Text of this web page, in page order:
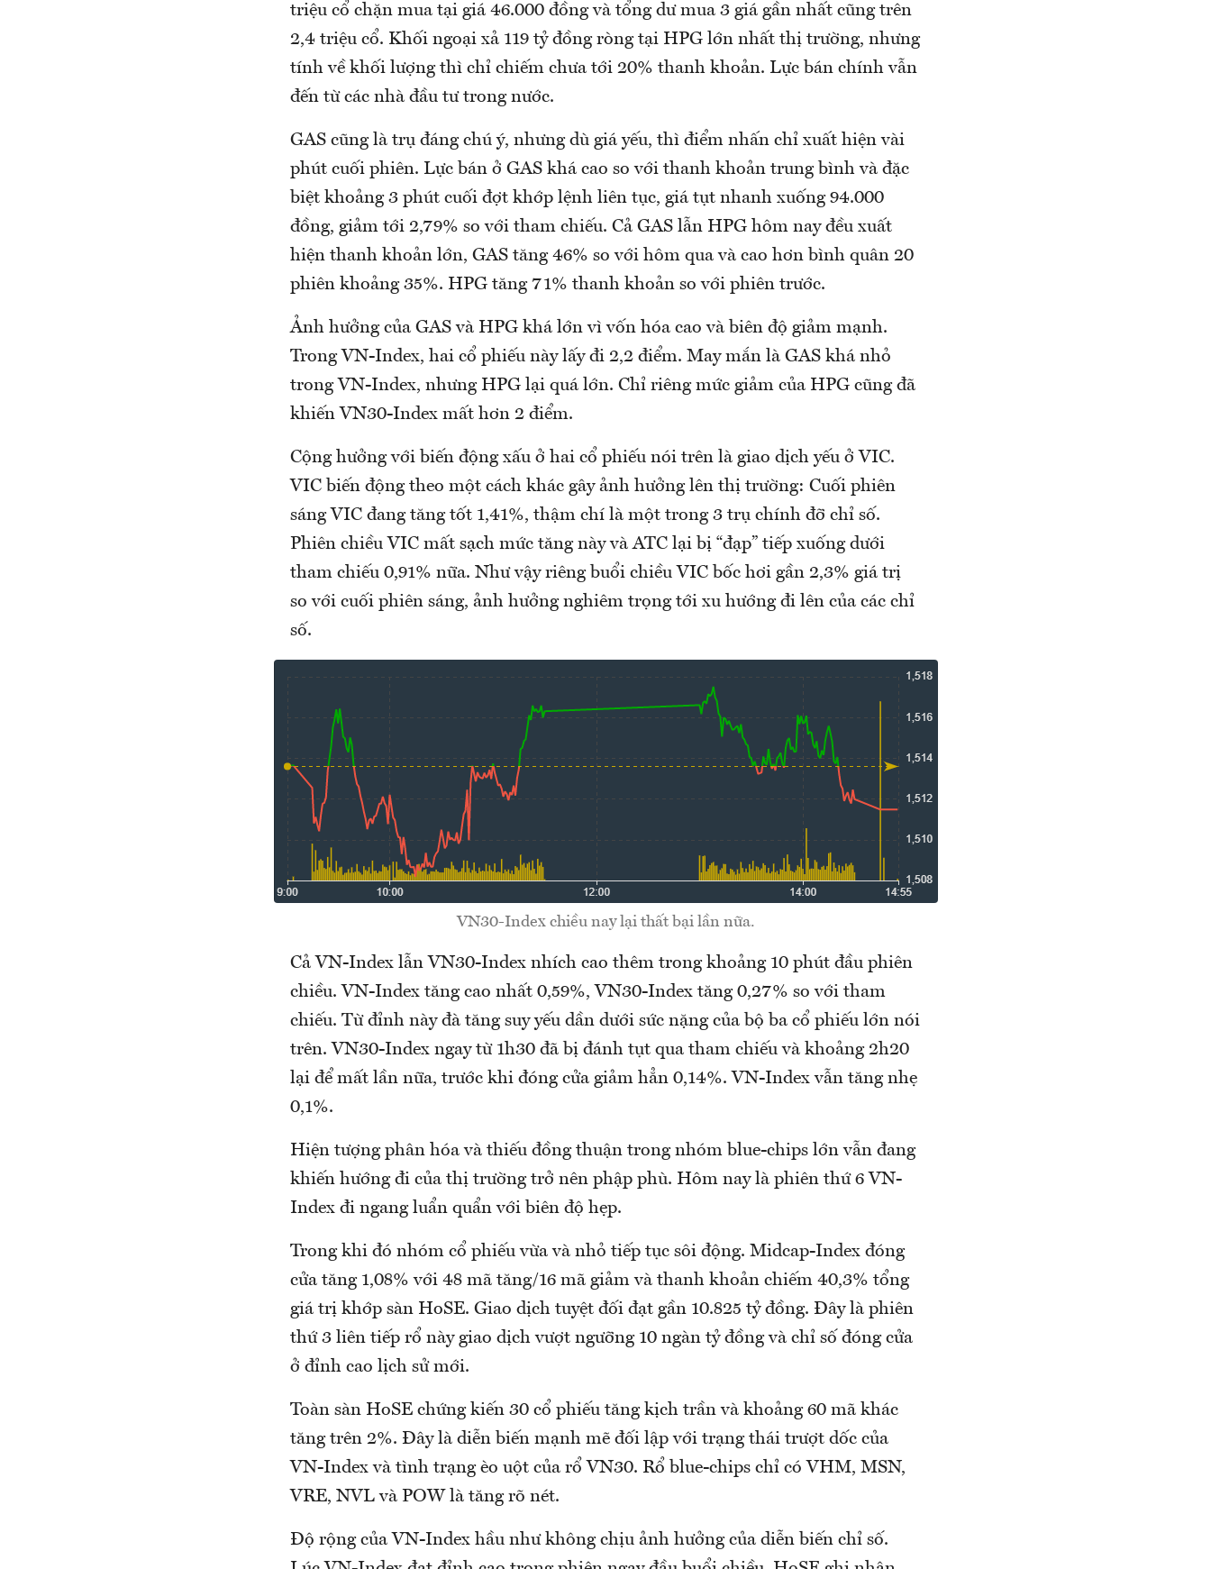
triệu cổ chặn mua tại giá 46.000 đồng và tổng dư mua 3 giá gần nhất cũng trên
2,4 triệu cổ. Khối ngoại xả 119 tỷ đồng ròng tại HPG lớn nhất thị trường, nhưng
tính về khối lượng thì chỉ chiếm chưa tới 20% thanh khoản. Lực bán chính vẫn
đến từ các nhà đầu tư trong nước.
GAS cũng là trụ đáng chú ý, nhưng dù giá yếu, thì điểm nhấn chỉ xuất hiện vài
phút cuối phiên. Lực bán ở GAS khá cao so với thanh khoản trung bình và đặc
biệt khoảng 3 phút cuối đợt khớp lệnh liên tục, giá tụt nhanh xuống 94.000
đồng, giảm tới 2,79% so với tham chiếu. Cả GAS lẫn HPG hôm nay đều xuất
hiện thanh khoản lớn, GAS tăng 46% so với hôm qua và cao hơn bình quân 20
phiên khoảng 35%. HPG tăng 71% thanh khoản so với phiên trước.
Ảnh hưởng của GAS và HPG khá lớn vì vốn hóa cao và biên độ giảm mạnh.
Trong VN-Index, hai cổ phiếu này lấy đi 2,2 điểm. May mắn là GAS khá nhỏ
trong VN-Index, nhưng HPG lại quá lớn. Chỉ riêng mức giảm của HPG cũng đã
khiến VN30-Index mất hơn 2 điểm.
Cộng hưởng với biến động xấu ở hai cổ phiếu nói trên là giao dịch yếu ở VIC.
VIC biến động theo một cách khác gây ảnh hưởng lên thị trường: Cuối phiên
sáng VIC đang tăng tốt 1,41%, thậm chí là một trong 3 trụ chính đỡ chỉ số.
Phiên chiều VIC mất sạch mức tăng này và ATC lại bị “đạp” tiếp xuống dưới
tham chiếu 0,91% nữa. Như vậy riêng buổi chiều VIC bốc hơi gần 2,3% giá trị
so với cuối phiên sáng, ảnh hưởng nghiêm trọng tới xu hướng đi lên của các chỉ
số.
VN30-Index chiều nay lại thất bại lần nữa.
Cả VN-Index lẫn VN30-Index nhích cao thêm trong khoảng 10 phút đầu phiên
chiều. VN-Index tăng cao nhất 0,59%, VN30-Index tăng 0,27% so với tham
chiếu. Từ đỉnh này đà tăng suy yếu dần dưới sức nặng của bộ ba cổ phiếu lớn nói
trên. VN30-Index ngay từ 1h30 đã bị đánh tụt qua tham chiếu và khoảng 2h20
lại để mất lần nữa, trước khi đóng cửa giảm hẳn 0,14%. VN-Index vẫn tăng nhẹ
0,1%.
Hiện tượng phân hóa và thiếu đồng thuận trong nhóm blue-chips lớn vẫn đang
khiến hướng đi của thị trường trở nên phập phù. Hôm nay là phiên thứ 6 VN-
Index đi ngang luẩn quẩn với biên độ hẹp.
Trong khi đó nhóm cổ phiếu vừa và nhỏ tiếp tục sôi động. Midcap-Index đóng
cửa tăng 1,08% với 48 mã tăng/16 mã giảm và thanh khoản chiếm 40,3% tổng
giá trị khớp sàn HoSE. Giao dịch tuyệt đối đạt gần 10.825 tỷ đồng. Đây là phiên
thứ 3 liên tiếp rổ này giao dịch vượt ngưỡng 10 ngàn tỷ đồng và chỉ số đóng cửa
ở đỉnh cao lịch sử mới.
Toàn sàn HoSE chứng kiến 30 cổ phiếu tăng kịch trần và khoảng 60 mã khác
tăng trên 2%. Đây là diễn biến mạnh mẽ đối lập với trạng thái trượt dốc của
VN-Index và tình trạng èo uột của rổ VN30. Rổ blue-chips chỉ có VHM, MSN,
VRE, NVL và POW là tăng rõ nét.
Độ rộng của VN-Index hầu như không chịu ảnh hưởng của diễn biến chỉ số.